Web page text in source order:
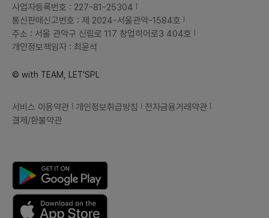
사업자등록번호 : 227-81-25304
통신판매신고번호 : 제 2024-서울관악-1584호
주소 : 서울 관악구 신림로 117 창업히어로3 404호
개인정보책임자 : 최윤석
© with TEAM, LET'SPL
서비스 이용약관 개인정보취급방침
전자금융거래약관
결제/환불약관